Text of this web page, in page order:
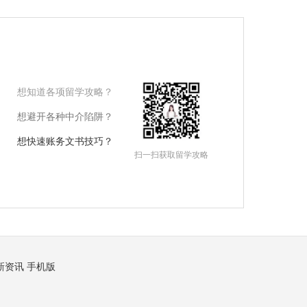
想知道各项留学攻略？
想避开各种中介陷阱？
想快速账务文书技巧？
扫一扫获取留学攻略
资讯 手机版